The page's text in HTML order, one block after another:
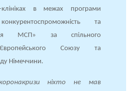
клініках в межах програми
та
МСП» за спільного
Союзу та
Німеччини.
ніхто не мав